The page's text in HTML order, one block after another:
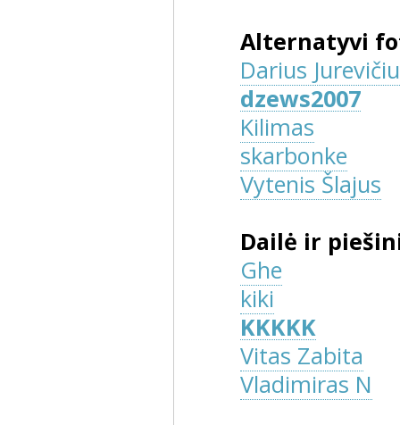
Alternatyvi
Darius
dzews2007
Kilimas
skarbonke
Vytenis Šlajus
Dailė ir
Ghe
kiki
KKKKK
Vitas Zabita
Vladimiras N